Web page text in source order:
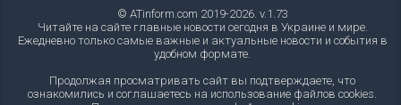
© ATinform.com 2019-2026. v.1.73
Читайте на сайте главные новости сегодня в Украине и мире.
Ежедневно только самые важные и актуальные новости и события в
удобном формате.
Продолжая просматривать сайт вы подтверждаете, что
ознакомились и соглашаетесь на использование файлов cookies.